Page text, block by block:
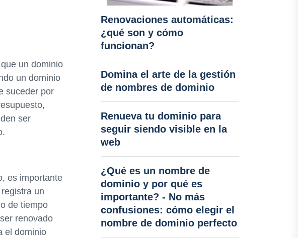
un dominio
un dominio
suceder por
ser
es importante
un
de tiempo
renovado
el dominio
Renovaciones automáticas:
¿qué son y cómo
funcionan?
Domina el arte de la gestión
de nombres de dominio
Renueva tu dominio para
seguir siendo visible en la
web
¿Qué es un nombre de
dominio y por qué es
importante? - No más
confusiones: cómo elegir el
nombre de dominio perfecto